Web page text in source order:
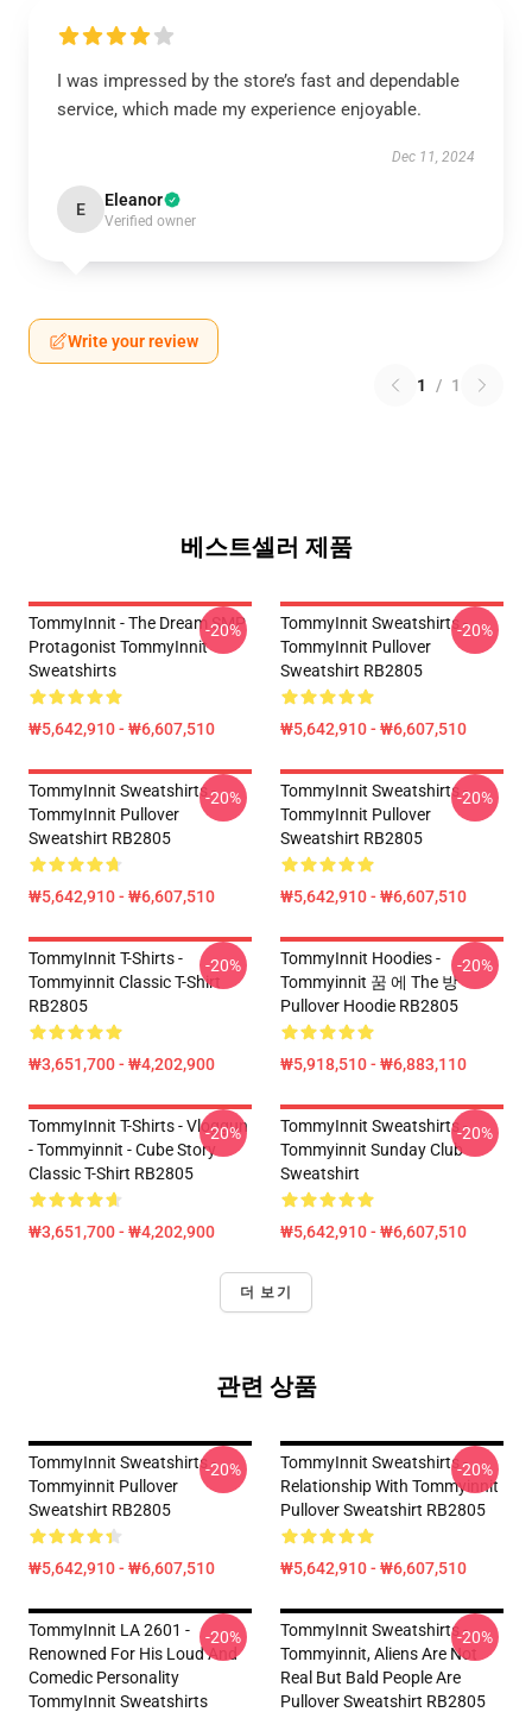
I was impressed by the store’s fast and dependable
service, which made my experience enjoyable.
Dec 11, 2024
E Eleanor
Verified owner
Write your review
1 / 1
베스트셀러 제품
TommyInnit - The Dream SMP
Protagonist TommyInnit
Sweatshirts
₩5,642,910 - ₩6,607,510
-20%
TommyInnit Sweatshirts -
TommyInnit Pullover
Sweatshirt RB2805
₩5,642,910 - ₩6,607,510
-20%
TommyInnit Sweatshirts -
TommyInnit Pullover
Sweatshirt RB2805
₩5,642,910 - ₩6,607,510
-20%
TommyInnit Sweatshirts -
TommyInnit Pullover
Sweatshirt RB2805
₩5,642,910 - ₩6,607,510
-20%
TommyInnit T-Shirts -
Tommyinnit Classic T-Shirt
RB2805
₩3,651,700 - ₩4,202,900
-20%
TommyInnit Hoodies -
Tommyinnit 꿈 에 The 방
Pullover Hoodie RB2805
₩5,918,510 - ₩6,883,110
-20%
TommyInnit T-Shirts - Vloggun
- Tommyinnit - Cube Story
Classic T-Shirt RB2805
₩3,651,700 - ₩4,202,900
-20%
TommyInnit Sweatshirts -
Tommyinnit Sunday Club
Sweatshirt
₩5,642,910 - ₩6,607,510
-20%
더 보기
관련 상품
TommyInnit Sweatshirts -
Tommyinnit Pullover
Sweatshirt RB2805
₩5,642,910 - ₩6,607,510
-20%
TommyInnit Sweatshirts -
Relationship With Tommyinnit
Pullover Sweatshirt RB2805
₩5,642,910 - ₩6,607,510
-20%
TommyInnit LA 2601 -
Renowned For His Loud And
Comedic Personality
TommyInnit Sweatshirts
-20%
TommyInnit Sweatshirts -
Tommyinnit, Aliens Are Not
Real But Bald People Are
Pullover Sweatshirt RB2805
-20%